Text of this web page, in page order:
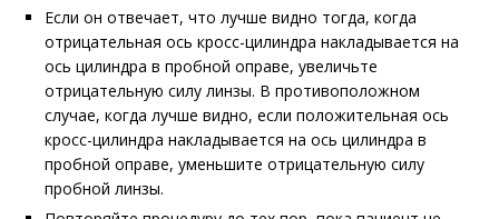
Если он отвечает, что лучше видно тогда, когда
отрицательная ось кросс-цилиндра накладывается на
ось цилиндра в пробной оправе, увеличьте
отрицательную силу линзы. В противоположном
случае, когда лучше видно, если положительная ось
кросс-цилиндра накладывается на ось цилиндра в
пробной оправе, уменьшите отрицательную силу
пробной линзы.